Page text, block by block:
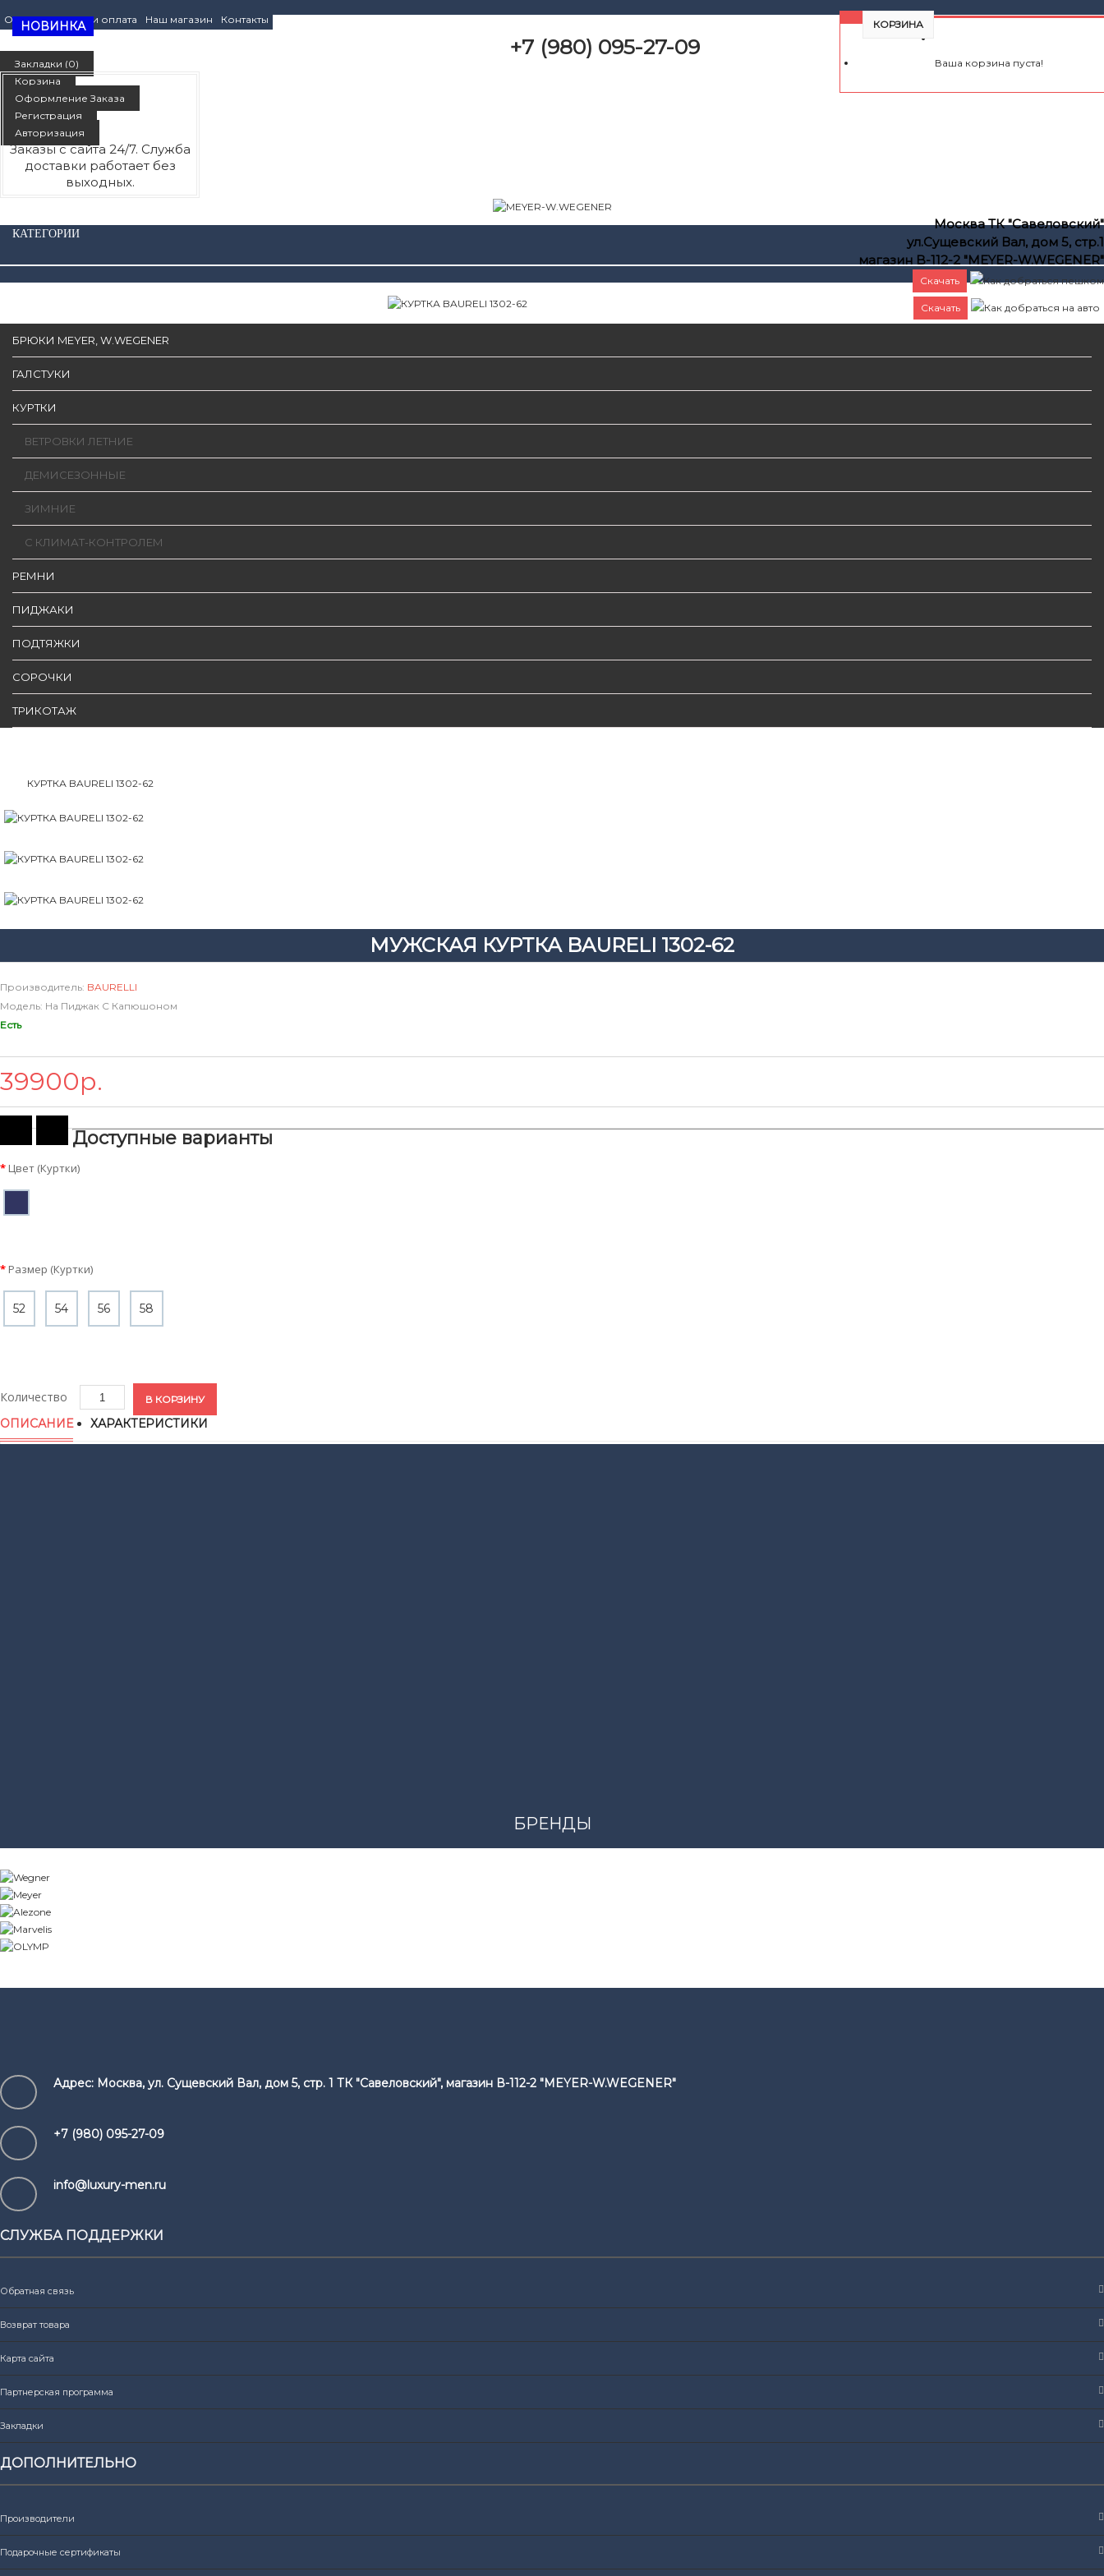
О нас Доставка и оплата Наш магазин Контакты КОРЗИНА
Ваша корзина пуста!
Закладки (0)
Корзина
Оформление Заказа
Регистрация
Авторизация
+7 (980) 095-27-09
Заказы с сайта 24/7. Служба
доставки работает без
выходных.
Москва ТК "Савеловский"
ул.Сущевский Вал, дом 5, стр.1
магазин B-112-2 "MEYER-W.WEGENER"
Скачать Как добраться пешком
Скачать Как добраться на авто
КАТЕГОРИИ
БРЮКИ MEYER, W.WEGENER
ГАЛСТУКИ
КУРТКИ
ВЕТРОВКИ ЛЕТНИЕ
ДЕМИСЕЗОННЫЕ
ЗИМНИЕ
С КЛИМАТ-КОНТРОЛЕМ
РЕМНИ
ПИДЖАКИ
ПОДТЯЖКИ
СОРОЧКИ
ТРИКОТАЖ
КУРТКА BAURELI 1302-62
НОВИНКА
МУЖСКАЯ КУРТКА BAURELI 1302-62
Производитель: BAURELLI
Модель: На Пиджак С Капюшоном
Есть
39900р.
Доступные варианты
Цвет (Куртки)
Цвет
(Куртки)
Размер (Куртки)
52 54 56 58
(Куртки)
Количество В КОРЗИНУ
ОПИСАНИЕ ХАРАКТЕРИСТИКИ
БРЕНДЫ
Адрес: Москва, ул. Сущевский Вал, дом 5, стр. 1 ТК "Савеловский", магазин В-112-2 "MEYER-W.WEGENER"
+7 (980) 095-27-09
info@luxury-men.ru
СЛУЖБА ПОДДЕРЖКИ
Обратная связь
Возврат товара
Карта сайта
Партнерская программа
Закладки
ДОПОЛНИТЕЛЬНО
Производители
Подарочные сертификаты